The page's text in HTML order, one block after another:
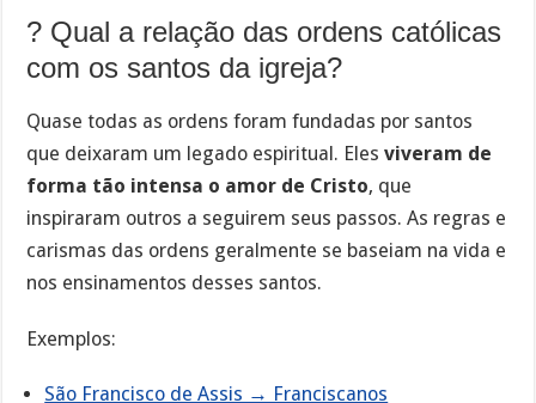
? Qual a relação das ordens católicas
com os santos da igreja?
Quase todas as ordens foram fundadas por santos
que deixaram um legado espiritual. Elesviveram de
forma tão intensa o amor de Cristo, que
inspiraram outros a seguirem seus passos. As regras e
carismas das ordens geralmente se baseiam na vida e
nos ensinamentos desses santos.
Exemplos:
São Francisco de Assis → Franciscanos